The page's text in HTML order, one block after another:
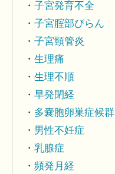
子宮発育不全
子宮腟部びらん
子宮頸管炎
生理痛
生理不順
早発閉経
多嚢胞卵巣症候群
男性不妊症
乳腺症
頻発月経